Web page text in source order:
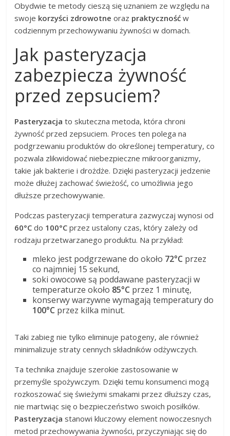
Obydwie te metody cieszą się uznaniem ze względu na
swoje korzyści zdrowotne oraz praktyczność w
codziennym przechowywaniu żywności w domach.
Jak pasteryzacja
zabezpiecza żywność
przed zepsuciem?
Pasteryzacja to skuteczna metoda, która chroni
żywność przed zepsuciem. Proces ten polega na
podgrzewaniu produktów do określonej temperatury, co
pozwala zlikwidować niebezpieczne mikroorganizmy,
takie jak bakterie i drożdże. Dzięki pasteryzacji jedzenie
może dłużej zachować świeżość, co umożliwia jego
dłuższe przechowywanie.
Podczas pasteryzacji temperatura zazwyczaj wynosi od
60°C do 100°C przez ustalony czas, który zależy od
rodzaju przetwarzanego produktu. Na przykład:
mleko jest podgrzewane do około 72°C przez
co najmniej 15 sekund,
soki owocowe są poddawane pasteryzacji w
temperaturze około 85°C przez 1 minutę,
konserwy warzywne wymagają temperatury do
100°C przez kilka minut.
Taki zabieg nie tylko eliminuje patogeny, ale również
minimalizuje straty cennych składników odżywczych.
Ta technika znajduje szerokie zastosowanie w
przemyśle spożywczym. Dzięki temu konsumenci mogą
rozkoszować się świeżymi smakami przez dłuższy czas,
nie martwiąc się o bezpieczeństwo swoich posiłków.
Pasteryzacja stanowi kluczowy element nowoczesnych
metod przechowywania żywności, przyczyniając się do